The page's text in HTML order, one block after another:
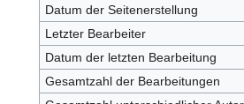
Datum der Seitenerstellung
Letzter Bearbeiter
Datum der letzten Bearbeitung
Gesamtzahl der Bearbeitungen